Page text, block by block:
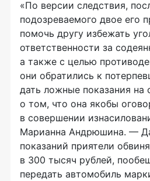
«По версии следствия,
подозреваемого двое его
помочь другу избежать
ответственности за
а также с целью
они обратились к
дать ложные показания на
о том, что она якобы
в совершении
Марианна Андрюшина. —
показаний приятели
в 300 тысяч рублей,
передать автомобиль